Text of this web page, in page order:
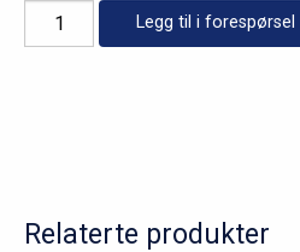
Oregon
PU
Legg til i forespørsel
Relaterte produkter